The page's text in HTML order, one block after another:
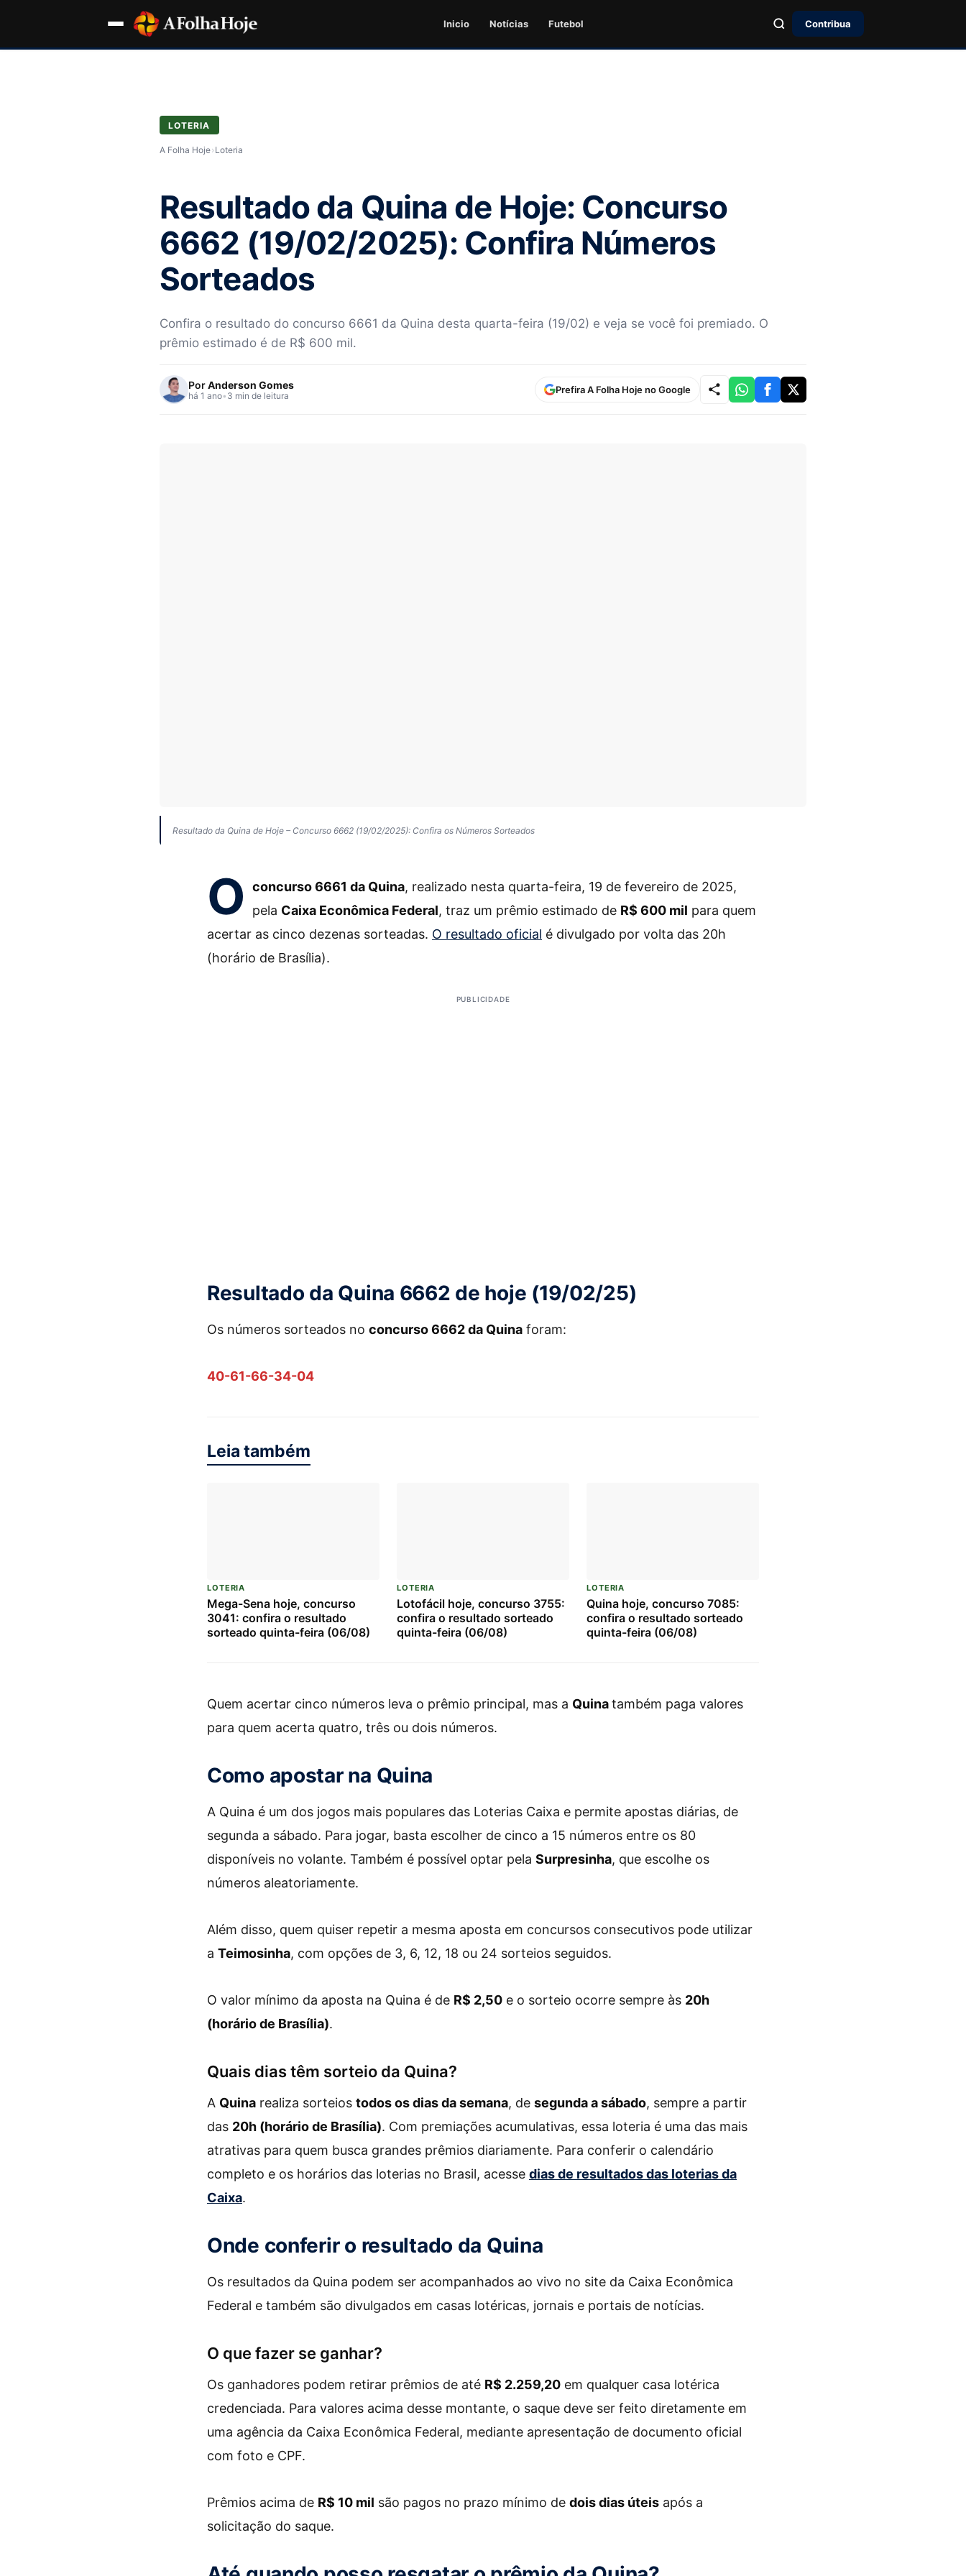
Inicio Notícias Futebol Contribua
LOTERIA
A Folha Hoje› Loteria
Resultado da Quina de Hoje: Concurso
6662 (19/02/2025): Confira Números
Sorteados
Confira o resultado do concurso 6661 da Quina desta quarta-feira (19/02) e veja se você foi premiado. O
prêmio estimado é de R$ 600 mil.
PorAnderson Gomes
há 1 ano• 3 min de leitura
Prefira A Folha Hoje no Google
Resultado da Quina de Hoje – Concurso 6662 (19/02/2025): Confira os Números Sorteados
O concurso 6661 da Quina, realizado nesta quarta-feira, 19 de fevereiro de 2025,
pela Caixa Econômica Federal, traz um prêmio estimado de R$ 600 mil para quem
acertar as cinco dezenas sorteadas. O resultado oficial é divulgado por volta das 20h
(horário de Brasília).
PUBLICIDADE
Resultado da Quina 6662 de hoje (19/02/25)
Os números sorteados no concurso 6662 da Quina foram:
40-61-66-34-04
Leia também
LOTERIA
Mega-Sena hoje, concurso
3041: confira o resultado
sorteado quinta-feira (06/08)
LOTERIA
Lotofácil hoje, concurso 3755:
confira o resultado sorteado
quinta-feira (06/08)
LOTERIA
Quina hoje, concurso 7085:
confira o resultado sorteado
quinta-feira (06/08)
Quem acertar cinco números leva o prêmio principal, mas a Quinatambém paga valores
para quem acerta quatro, três ou dois números.
Como apostar na Quina
A Quina é um dos jogos mais populares das Loterias Caixa e permite apostas diárias, de
segunda a sábado. Para jogar, basta escolher de cinco a 15 números entre os 80
disponíveis no volante. Também é possível optar pela Surpresinha, que escolhe os
números aleatoriamente.
Além disso, quem quiser repetir a mesma aposta em concursos consecutivos pode utilizar
a Teimosinha, com opções de 3, 6, 12, 18 ou 24 sorteios seguidos.
O valor mínimo da aposta na Quina é de R$ 2,50 e o sorteio ocorre sempre às 20h
(horário de Brasília).
Quais dias têm sorteio da Quina?
A Quina realiza sorteios todos os dias da semana, de segunda a sábado, sempre a partir
das 20h (horário de Brasília). Com premiações acumulativas, essa loteria é uma das mais
atrativas para quem busca grandes prêmios diariamente. Para conferir o calendário
completo e os horários das loterias no Brasil, acesse dias de resultados das loterias da
Caixa.
Onde conferir o resultado da Quina
Os resultados da Quina podem ser acompanhados ao vivo no site da Caixa Econômica
Federal e também são divulgados em casas lotéricas, jornais e portais de notícias.
O que fazer se ganhar?
Os ganhadores podem retirar prêmios de até R$ 2.259,20 em qualquer casa lotérica
credenciada. Para valores acima desse montante, o saque deve ser feito diretamente em
uma agência da Caixa Econômica Federal, mediante apresentação de documento oficial
com foto e CPF.
Prêmios acima de R$ 10 mil são pagos no prazo mínimo de dois dias úteis após a
solicitação do saque.